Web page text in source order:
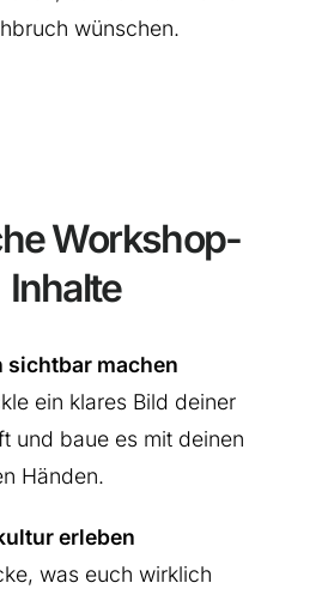
wünschen.
Workshop-
Inhalte
sichtbar machen
ein klares Bild deiner
und baue es mit deinen
Händen.
erleben
was euch wirklich